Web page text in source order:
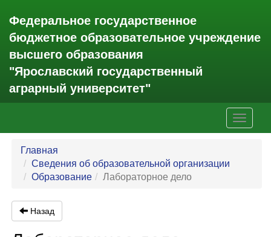
Федеральное государственное
бюджетное образовательное учреждение
высшего образования
"Ярославский государственный
аграрный университет"
Toggle
Главная
Сведения об образовательной организации
Образование
Лабораторное дело
Назад